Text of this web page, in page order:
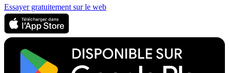
Essayer gratuitement sur le web